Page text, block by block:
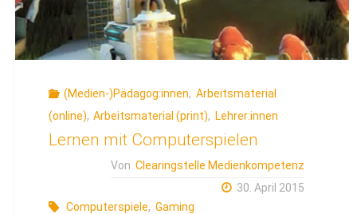
(Medien-)Pädagog:innen, Arbeitsmaterial
(online), Arbeitsmaterial (print), Lehrer:innen
Lernen mit Computerspielen
Von Clearingstelle Medienkompetenz
30. April 2015
Computerspiele, Gaming